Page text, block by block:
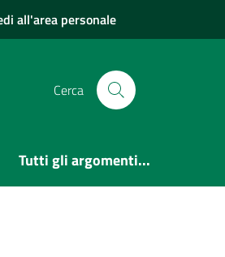
all'area personale
Cerca
Tutti gli argomenti...